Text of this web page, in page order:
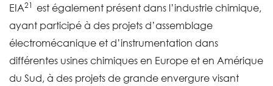
EIA21 est également présent dans l’industrie chimique,
ayant participé à des projets d’assemblage
électromécanique et d’instrumentation dans
différentes usines chimiques en Europe et en Amérique
du Sud, à des projets de grande envergure visant